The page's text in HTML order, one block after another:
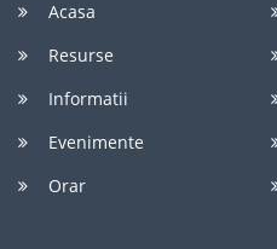
Acasa
Resurse
Informatii
Evenimente
Orar